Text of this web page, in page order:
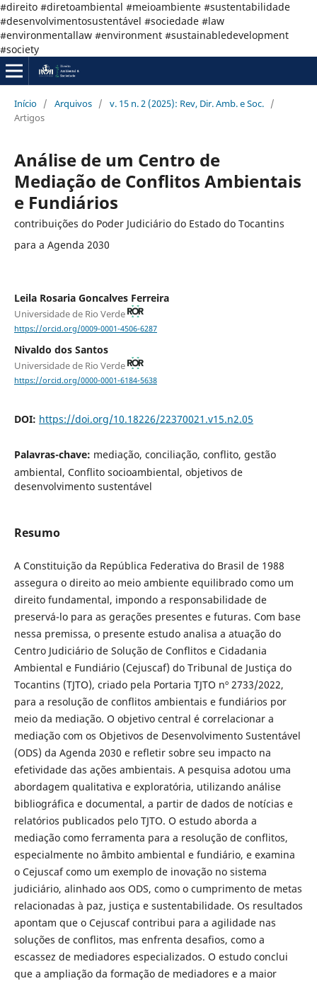
#direito #diretoambiental #meioambiente #sustentabilidade
#desenvolvimentosustentável #sociedade #law
#environmentallaw #environment #sustainabledevelopment
#society
Início / Arquivos / v. 15 n. 2 (2025): Rev, Dir. Amb. e Soc. /
Artigos
Análise de um Centro de
Mediação de Conflitos Ambientais
e Fundiários
contribuições do Poder Judiciário do Estado do Tocantins
para a Agenda 2030
Leila Rosaria Goncalves Ferreira
Universidade de Rio Verde
https://orcid.org/0009-0001-4506-6287
Nivaldo dos Santos
Universidade de Rio Verde
https://orcid.org/0000-0001-6184-5638
DOI: https://doi.org/10.18226/22370021.v15.n2.05
Palavras-chave: mediação, conciliação, conflito, gestão
ambiental, Conflito socioambiental, objetivos de
desenvolvimento sustentável
Resumo
A Constituição da República Federativa do Brasil de 1988
assegura o direito ao meio ambiente equilibrado como um
direito fundamental, impondo a responsabilidade de
preservá-lo para as gerações presentes e futuras. Com base
nessa premissa, o presente estudo analisa a atuação do
Centro Judiciário de Solução de Conflitos e Cidadania
Ambiental e Fundiário (Cejuscaf) do Tribunal de Justiça do
Tocantins (TJTO), criado pela Portaria TJTO nº 2733/2022,
para a resolução de conflitos ambientais e fundiários por
meio da mediação. O objetivo central é correlacionar a
mediação com os Objetivos de Desenvolvimento Sustentável
(ODS) da Agenda 2030 e refletir sobre seu impacto na
efetividade das ações ambientais. A pesquisa adotou uma
abordagem qualitativa e exploratória, utilizando análise
bibliográfica e documental, a partir de dados de notícias e
relatórios publicados pelo TJTO. O estudo aborda a
mediação como ferramenta para a resolução de conflitos,
especialmente no âmbito ambiental e fundiário, e examina
o Cejuscaf como um exemplo de inovação no sistema
judiciário, alinhado aos ODS, como o cumprimento de metas
relacionadas à paz, justiça e sustentabilidade. Os resultados
apontam que o Cejuscaf contribui para a agilidade nas
soluções de conflitos, mas enfrenta desafios, como a
escassez de mediadores especializados. O estudo conclui
que a ampliação da formação de mediadores e a maior